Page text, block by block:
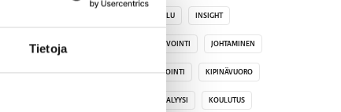
Tietoja
HINNOITTELU INSIGHT
INSPIRAATIO JAKSAMINEN JA HYVINVOINTI JOHTAMINEN
KANSAINVÄLISYYS KASVUMARKKINOINTI KIPINÄVUORO
KOHDERYHMÄANALYYSI KOULUTUS